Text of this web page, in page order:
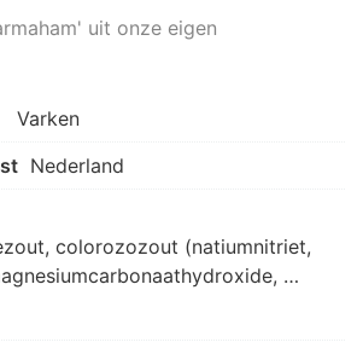
uit onze eigen
Varken
Nederland
colorozozout (natiumnitriet,
plantaardige olien), lavaswortel